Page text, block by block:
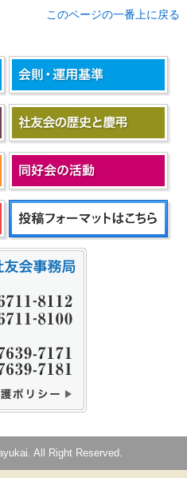
このページの一番上に戻る
All Right Reserved.